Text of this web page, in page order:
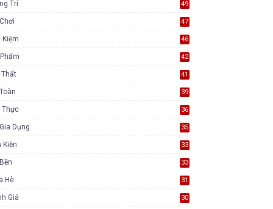
Trí 49
47
Kiệm 46
42
Thất 41
39
Thực 36
Dụng 35
Kiện 33
33
Hè 31
Giá 30